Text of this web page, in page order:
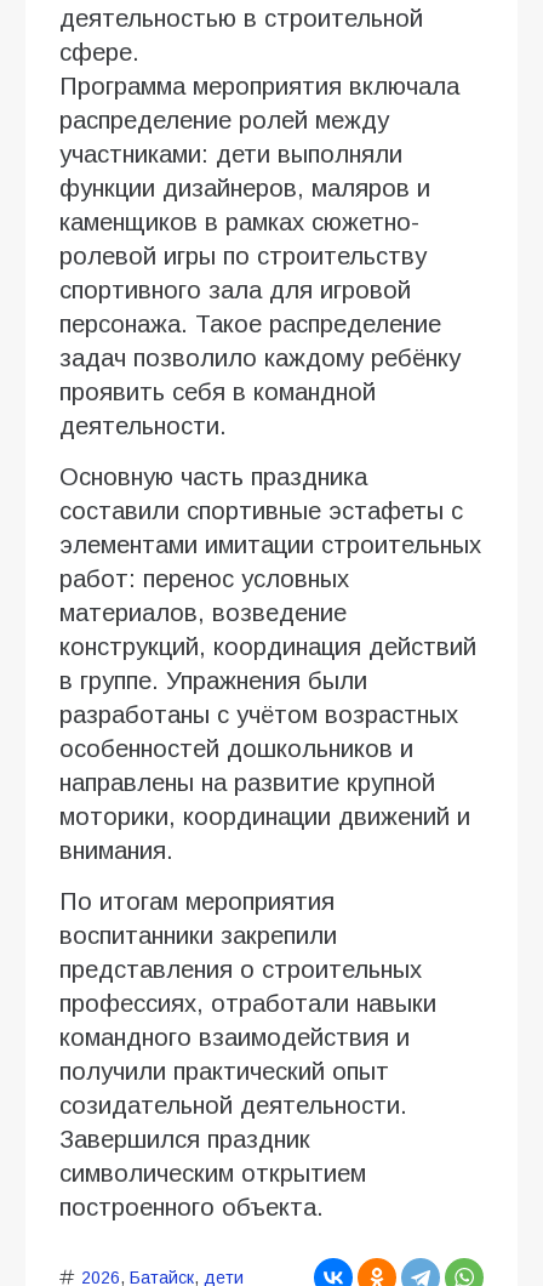
деятельностью в строительной
сфере.
Программа мероприятия включала
распределение ролей между
участниками: дети выполняли
функции дизайнеров, маляров и
каменщиков в рамках сюжетно-
ролевой игры по строительству
спортивного зала для игровой
персонажа. Такое распределение
задач позволило каждому ребёнку
проявить себя в командной
деятельности.
Основную часть праздника
составили спортивные эстафеты с
элементами имитации строительных
работ: перенос условных
материалов, возведение
конструкций, координация действий
в группе. Упражнения были
разработаны с учётом возрастных
особенностей дошкольников и
направлены на развитие крупной
моторики, координации движений и
внимания.
По итогам мероприятия
воспитанники закрепили
представления о строительных
профессиях, отработали навыки
командного взаимодействия и
получили практический опыт
созидательной деятельности.
Завершился праздник
символическим открытием
построенного объекта.
2026, Батайск, дети